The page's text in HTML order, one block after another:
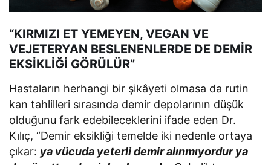
“KIRMIZI ET YEMEYEN, VEGAN VE
VEJETERYAN BESLENENLERDE DE DEMİR
EKSİKLİĞİ GÖRÜLÜR”
Hastaların herhangi bir şikâyeti olmasa da rutin
kan tahlilleri sırasında demir depolarının düşük
olduğunu fark edebileceklerini ifade eden Dr.
Kılıç, “Demir eksikliği temelde iki nedenle ortaya
çıkar: ya vücuda yeterli demir alınmıyordur ya